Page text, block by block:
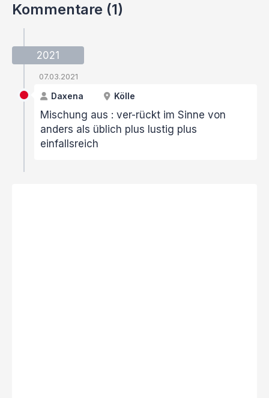
Kommentare (1)
2021
07.03.2021
Daxena Kölle
Mischung aus : ver-rückt im Sinne von
anders als üblich plus lustig plus
einfallsreich